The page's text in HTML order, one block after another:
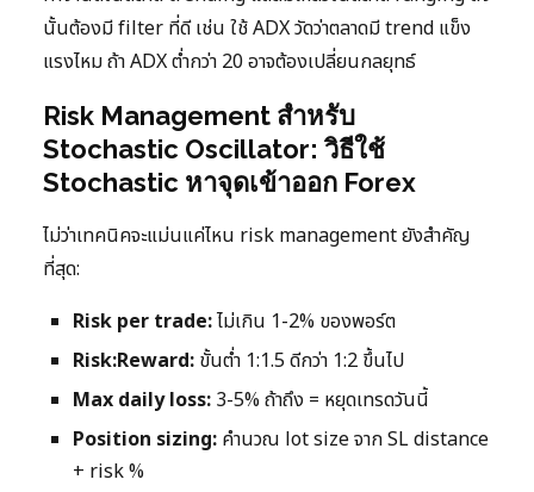
นั้นต้องมี filter ที่ดี เช่น ใช้ ADX วัดว่าตลาดมี trend แข็ง
แรงไหม ถ้า ADX ต่ำกว่า 20 อาจต้องเปลี่ยนกลยุทธ์
Risk Management สำหรับ
Stochastic Oscillator: วิธีใช้
Stochastic หาจุดเข้าออก Forex
ไม่ว่าเทคนิคจะแม่นแค่ไหน risk management ยังสำคัญ
ที่สุด:
Risk per trade:ไม่เกิน 1-2% ของพอร์ต
Risk:Reward: ขั้นต่ำ 1:1.5 ดีกว่า 1:2 ขึ้นไป
Max daily loss: 3-5% ถ้าถึง = หยุดเทรดวันนี้
Position sizing: คำนวณ lot size จาก SL distance
+ risk %